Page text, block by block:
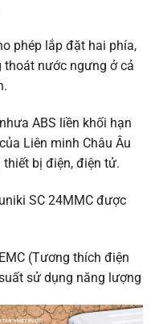
phép lắp đặt hai phía,
thoát nước ngưng ở cả
ABS liền khối hạn
Liên minh Châu Âu
bị điện, điện tử.
SC 24MMC được
(Tương thích điện
sử dụng năng lượng